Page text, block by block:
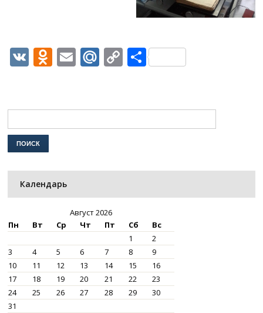
VK Odnoklassniki
EmailMail.Ru
CopyОтправить
Календарь
Август 2026
Пн
Вт Ср Чт Пт Сб
Вс
1
2
3
4 5 6 7 8
9
10
11 12 13 14 15
16
17
18 19 20 21 22
23
24
25 26 27 28 29
30
31